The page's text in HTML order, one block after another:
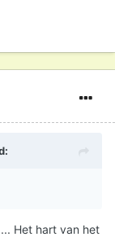
:
Het hart van het